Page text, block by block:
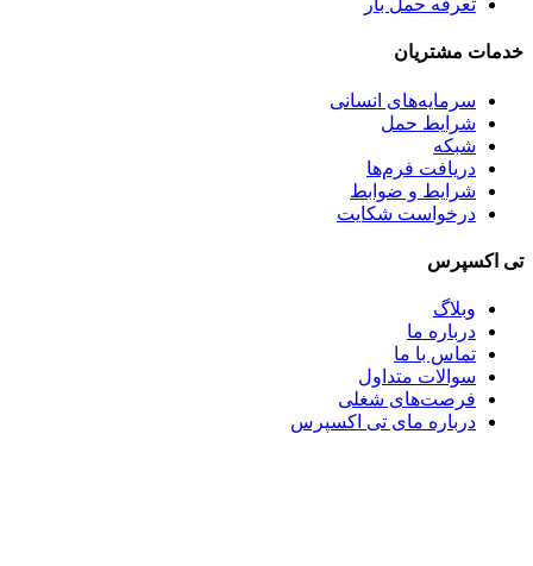
تعرفه حمل بار
خدمات مشتریان
سرمایه‌های انسانی
شرایط حمل
شبکه
دریافت فرم‌ها
شرایط و ضوابط
درخواست شکایت
تی اکسپرس
وبلاگ
درباره ما
تماس با ما
سوالات متداول
فرصت‌های شغلی
درباره مای تی اکسپرس